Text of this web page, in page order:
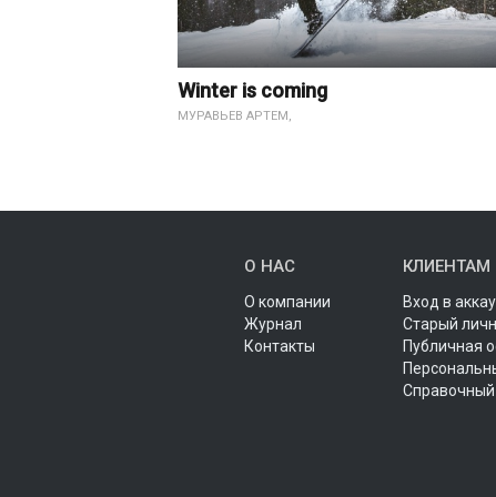
Winter is coming
МУРАВЬЕВ АРТЕМ,
О НАС
О компании
Журнал
Контакты
КЛИЕНТАМ
Вход в
Старый
Публичная
Справочный